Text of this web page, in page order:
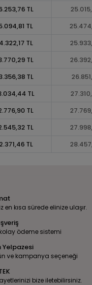
TL
TL
4.322,17 TL
TL
TL
TL
TL
TL
2.371,46 TL
en kısa sürede elinize ulaşır.
ödeme sistemi
Yelpazesi
ve kampanya seçeneği
bize iletebilirsiniz.